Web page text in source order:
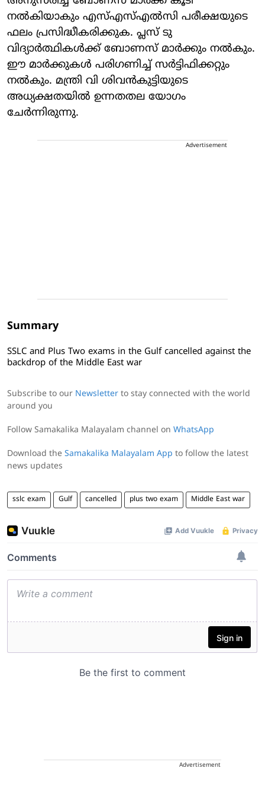
നല്‍കിയാകും എസ്എസ്എല്‍സി പരീക്ഷയുടെ
ഫലം പ്രസിദ്ധീകരിക്കുക. പ്ലസ് ടു
വിദ്യാര്‍ത്ഥികള്‍ക്ക് ബോണസ് മാര്‍ക്കും നല്‍കും.
ഈ മാര്‍ക്കുകള്‍ പരിഗണിച്ച് സര്‍ട്ടിഫിക്കറ്റും
നല്‍കും. മന്ത്രി വി ശിവന്‍കുട്ടിയുടെ
അധ്യക്ഷതയില്‍ ഉന്നതതല യോഗം
ചേര്‍ന്നിരുന്നു.
Advertisement
Summary
SSLC and Plus Two exams in the Gulf cancelled against the
backdrop of the Middle East war
Subscribe to our Newsletter to stay connected with the world
around you
Follow Samakalika Malayalam channel on WhatsApp
Download the Samakalika Malayalam App to follow the latest
news updates
sslc exam Gulf cancelled plus two exam Middle East war
Advertisement